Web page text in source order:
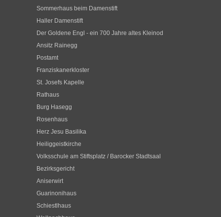
Sommerhaus beim Damenstift
Haller Damenstift
Der Goldene Engl - ein 700 Jahre altes Kleinod
Ansitz Rainegg
Postamt
Franziskanerkloster
St. Josefs Kapelle
Rathaus
Burg Hasegg
Rosenhaus
Herz Jesu Basilika
Heiliggeistkirche
Volksschule am Stiftsplatz / Barocker Stadtsaal
Bezirksgericht
Aniserwirt
Guarinonihaus
Schiestlhaus